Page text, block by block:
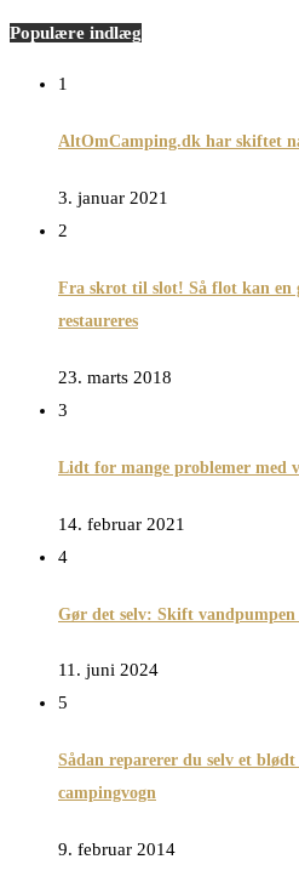
Populære indlæg
1
AltOmCamping.dk har skiftet
3. januar 2021
2
Fra skrot til slot! Så flot kan en
restaureres
23. marts 2018
3
Lidt for mange problemer med
14. februar 2021
4
Gør det selv: Skift vandpumpen
11. juni 2024
5
Sådan reparerer du selv et
campingvogn
9. februar 2014